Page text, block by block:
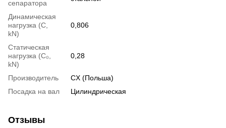
сепаратора
Динамическая
нагрузка (С,
kN)
0,806
Статическая
нагрузка (С₀,
kN)
0,28
Производитель
CX (Польша)
Посадка на вал
Цилиндрическая
Отзывы